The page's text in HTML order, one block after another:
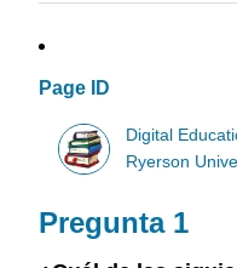
Page ID
Digital
Ryerson
Pregunta 1